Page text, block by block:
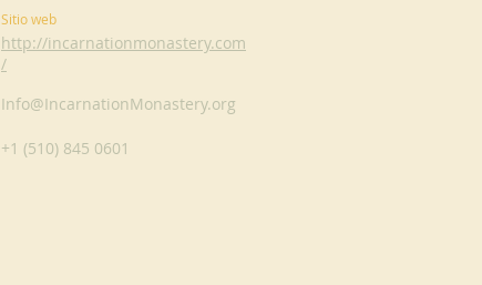
Sitio web
http://incarnationmonastery.com
/
Info@IncarnationMonastery.org
+1 (510) 845 0601